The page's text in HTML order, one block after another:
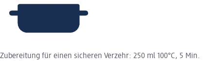
Zubereitung für einen sicheren Verzehr: 250 ml 100°C, 5 Min.